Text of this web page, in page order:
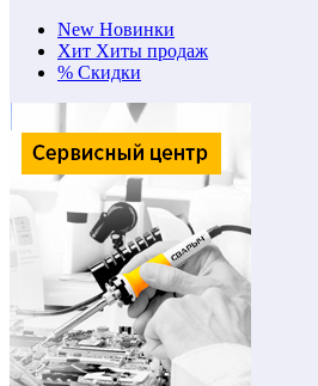
New Новинки
Хит Хиты продаж
% Скидки